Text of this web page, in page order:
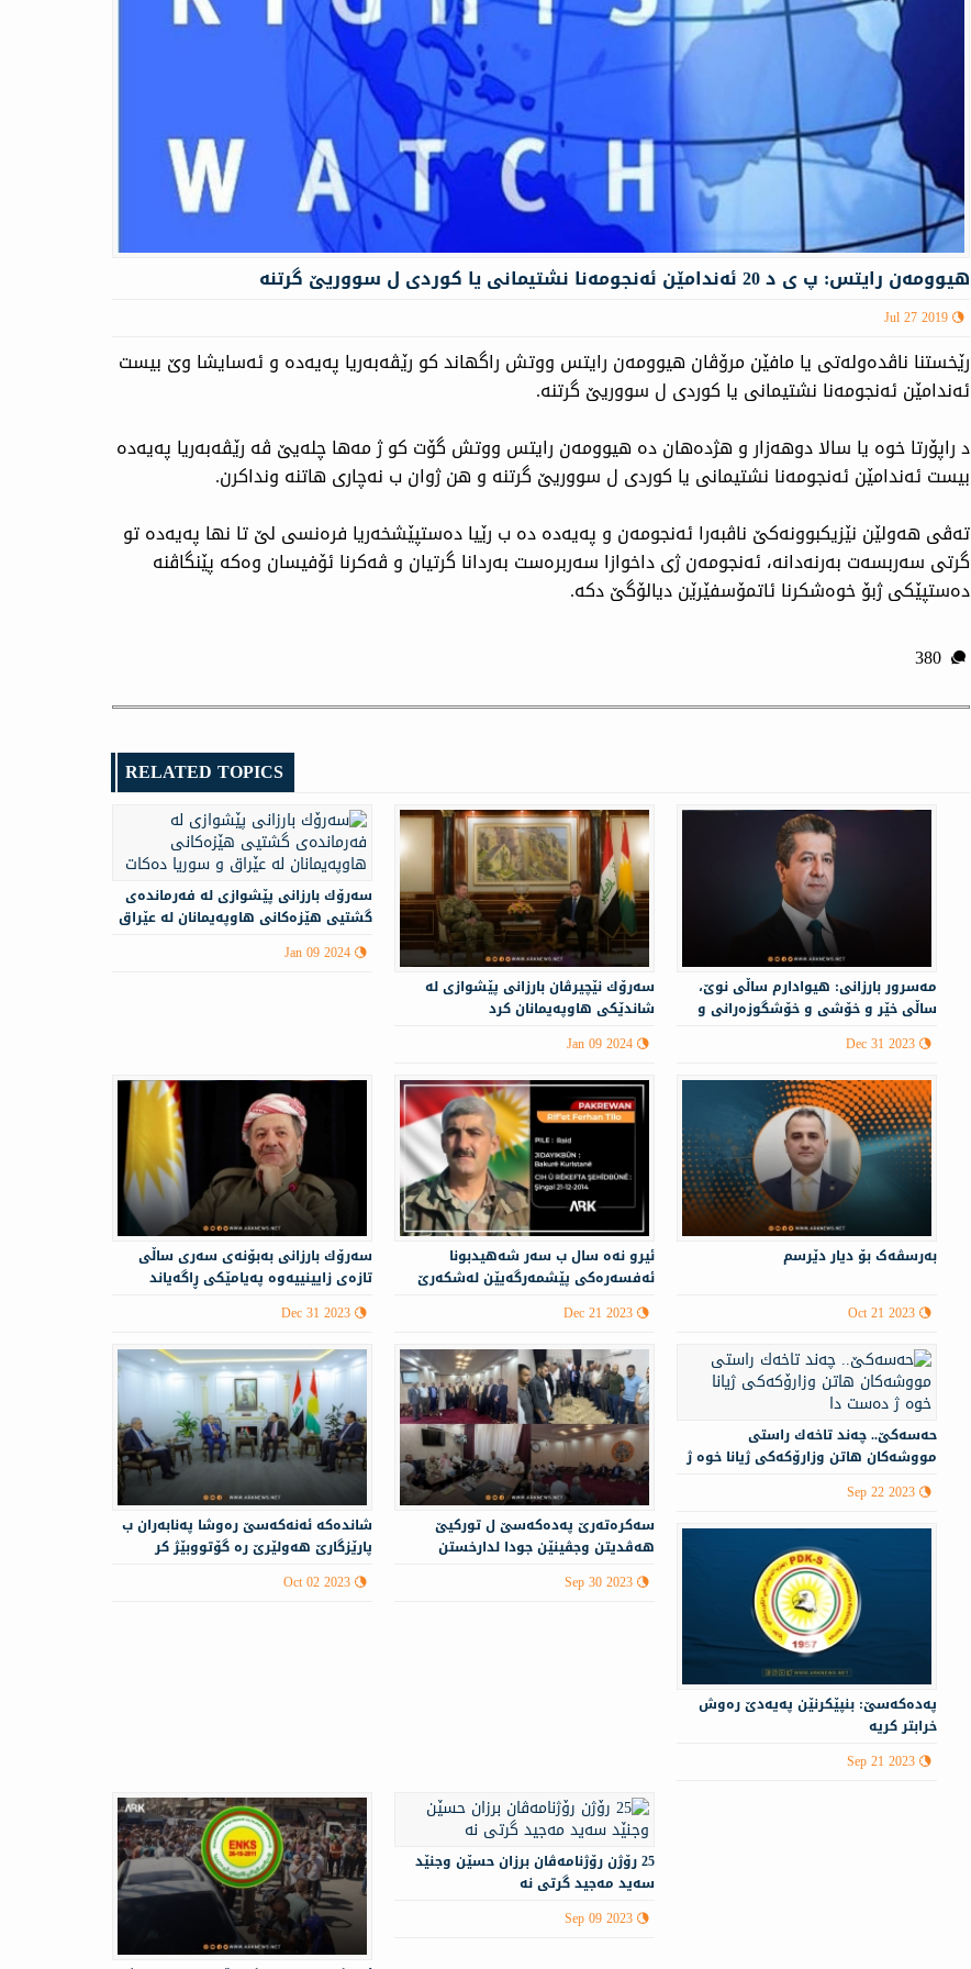
هیوومەن رایتس: پ ی د 20 ئەندامێن ئەنجومەنا نشتیمانی یا كوردی ل سووریێ گرتنە
Jul 27 2019
رێخستنا ناڤدەولەتی یا مافێن مرۆڤان هیوومەن رایتس ووتش راگهاند كو رێڤەبەریا پەیەدە و ئەسایشا وێ بیست
ئەندامێن ئەنجومەنا نشتیمانی یا كوردی ل سووریێ گرتنە.
د راپۆرتا خوە یا سالا دوهەزار و هژدەهان دە هیوومەن رایتس ووتش گۆت كو ژ مەها چلەیێ ڤە رێڤەبەریا پەیەدە
بیست ئەندامێن ئەنجومەنا نشتیمانی یا كوردی ل سووریێ گرتنە و هن ژوان ب نەچاری هاتنە ونداكرن.
تەڤی هەولێن نێزیكبوونەكێ ناڤبەرا ئەنجومەن و پەیەدە دە ب رێیا دەستپێشخەریا فرەنسی لێ تا نها پەیەدە تو
گرتی سەربسەت بەرنەدانە، ئەنجومەن ژی داخوازا سەربرەست بەردانا گرتیان و ڤەكرنا ئۆفیسان وەكە پێنگاڤنە
دەستپێكی ژبۆ خوەشكرنا ئاتمۆسفێرێن دیالۆگێ دكە.
380
RELATED TOPICS
سه‌رۆك بارزانى پێشوازى لە فه‌رمانده‌ی
گشتیی هێزه‌كانی هاوپه‌یمانان لە عێراق
Jan 09 2024
سه‌رۆك نێچيرڤان بارزانى پێشوازى له‌
شاندێكی هاوپه‌یمانان كرد
Jan 09 2024
مه‌سرور بارزانی: هیوادارم ساڵی نوێ،
ساڵی خێر و خۆشی و خۆشگوزەرانی و
Dec 31 2023
سەرۆك بارزانی بەبۆنەی سەری ساڵی
تازەی زایینییه‌وه‌ په‌یامێكی ڕاگه‌یاند
Dec 31 2023
ئيرو نەه سال ب سه‌ر شه‌هيدبونا
ئه‌فسه‌ره‌كى پێشمه‌رگه‌يێن له‌شكه‌رێ
Dec 21 2023
بەرسڤەک بۆ دیار دێرسم
Oct 21 2023
شانده‌كه‌ ئە‌نەكەسێ ره‌وشا په‌نابه‌ران ب
پارێزگارێ هه‌ولێرێ ره‌ گۆتووبێژ كر
Oct 02 2023
سەكرەتەرێ پەدەكەسێ ل توركیێ
هەڤدیتن وجڤینێن جودا لدارخستن
Sep 30 2023
حه‌سه‌كێ.. چه‌ند تاخه‌ك راستی
مووشه‌كان هاتن وزارۆكه‌كی ژیانا خوه‌ ژ
Sep 22 2023
پەدەكەسێ: بنپێكرنێن پەیەدێ رەوش
خرابتر كریە
Sep 21 2023
25 رۆژن رۆژنامەڤان برزان حسێن وجنێد
سەید مەجید گرتی نە
Sep 09 2023